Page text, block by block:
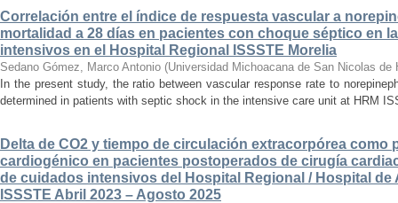
Correlación entre el índice de respuesta vascular a
mortalidad a 28 días en pacientes con choque séptico en
intensivos en el Hospital Regional ISSSTE Morelia
Sedano Gómez, Marco Antonio (Universidad Michoacana de San Nicolas de
In the present study, the ratio between vascular response rate to
determined in patients with septic shock in the intensive care unit at HRM
Delta de CO2 y tiempo de circulación extracorpórea como
cardiogénico en pacientes postoperados de cirugía
de cuidados intensivos del Hospital Regional / Hospital de
ISSSTE Abril 2023 – Agosto 2025